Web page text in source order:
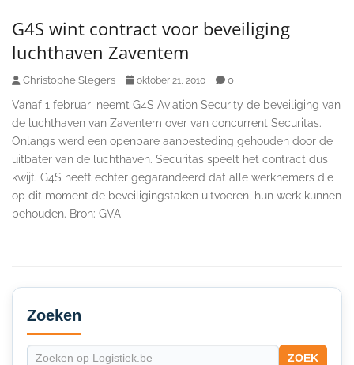
G4S wint contract voor beveiliging
luchthaven Zaventem
Christophe Slegers oktober 21, 2010 0
Vanaf 1 februari neemt G4S Aviation Security de beveiliging van
de luchthaven van Zaventem over van concurrent Securitas.
Onlangs werd een openbare aanbesteding gehouden door de
uitbater van de luchthaven. Securitas speelt het contract dus
kwijt. G4S heeft echter gegarandeerd dat alle werknemers die
op dit moment de beveiligingstaken uitvoeren, hun werk kunnen
behouden. Bron: GVA
Secondary
Sidebar
Zoeken
ZOEK